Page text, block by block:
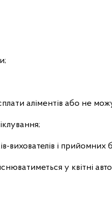
аліментів або не
вихователів і прийомних
у квітні